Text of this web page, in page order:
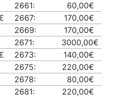
2661:
60,00€
2667:
170,00€
2669:
170,00€
2671:
3000,00€
2673:
140,00€
2675:
220,00€
2678:
80,00€
2681:
220,00€